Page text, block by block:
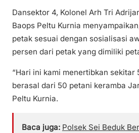
Dansektor 4, Kolonel Arh Tri
Baops Peltu Kurnia
petak sesuai dengan sosialisasi
persen dari petak yang dimiliki
“Hari ini kami menertibkan sekitar
berasal dari 50 petani keramba
Peltu Kurnia.
Baca juga: Polsek Sei Beduk